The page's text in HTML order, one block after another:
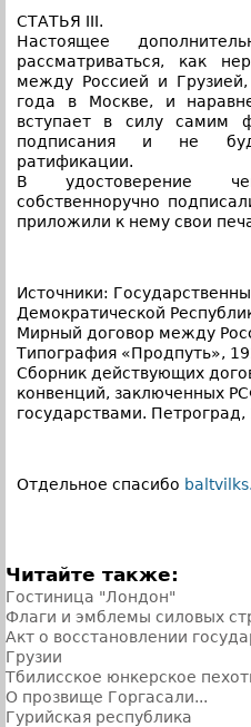
СТАТЬЯ III.
Настоящее
рассматриваться, как
между Россией и
года в Москве, и
вступает в силу самим
подписания и не
ратификации.
В удостоверение
собственноручно
приложили к нему свои
Источники:
Демократической
Мирный договор между
Типография «Продпуть»,
Сборник действующих
конвенций, заключенных
государствами.
Отдельное спасибо
Читайте также:
Гостиница "Лондон"
Флаги и эмблемы силовых
Акт о восстановлении
Грузии
Тбилисское юнкерское
О прозвище Горгасали...
Гурийская республика